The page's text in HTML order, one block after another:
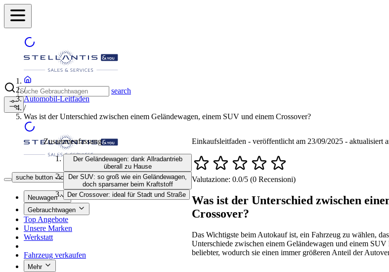
search
suche button - icon Händler finden
Neuwagen
Gebrauchtwagen
Top Angebote
Unsere Marken
Werkstatt
Fahrzeug verkaufen
Mehr
/
Automobil-Leitfaden
/
Was ist der Unterschied zwischen einem Geländewagen, einem SUV und einem Crossover?
Zusammenfassung
Der Geländewagen: dank Allradantrieb
überall zu Hause
Der SUV: so groß wie ein Geländewagen,
doch sparsamer beim Kraftstoff
Der Crossover: ideal für Stadt und Straße
Einkaufsleitfaden - veröffentlicht am 23/09/2025 - aktualisiert
Valutazione: 0.0/5 (0 Recensioni)
Was ist der Unterschied zwischen
Crossover?
Das Wichtigste beim Autokauf ist, ein Fahrzeug zu wählen,
Unterschiede zwischen einem Geländewagen und einem
beliebter, wodurch sie einen immer größeren Anteil der